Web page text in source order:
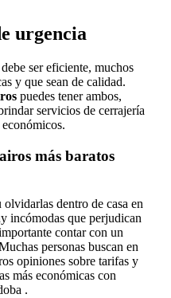
urgencia
ser eficiente, muchos
y que sean de calidad.
puedes tener ambos,
servicios de cerrajería
más baratos
dentro de casa en
incómodas que perjudican
contar con un
personas buscan en
opiniones sobre tarifas y
más económicas con
.